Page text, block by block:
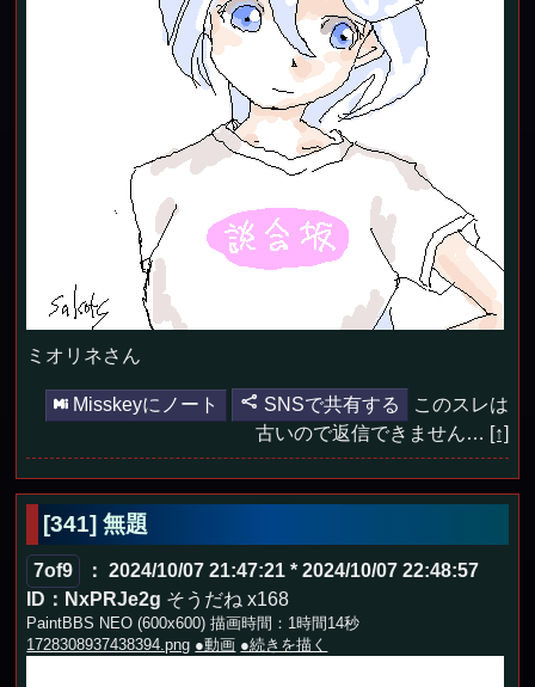
ミオリネさん
Misskeyにノート SNSで共有する
このスレは
古いので返信できません… [↑]
[341] 無題
7of9
： 2024/10/07 21:47:21 * 2024/10/07 22:48:57
ID：NxPRJe2g そうだね x168
PaintBBS NEO (600x600) 描画時間：1時間14秒
1728308937438394.png ●動画 ●続きを描く